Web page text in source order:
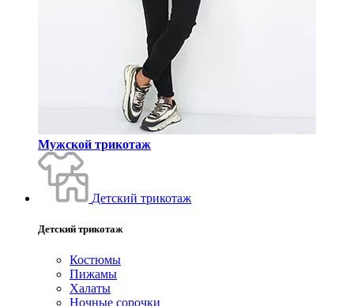
Мужской трикотаж
Детский трикотаж
Детский трикотаж
Костюмы
Пижамы
Халаты
Ночные сорочки